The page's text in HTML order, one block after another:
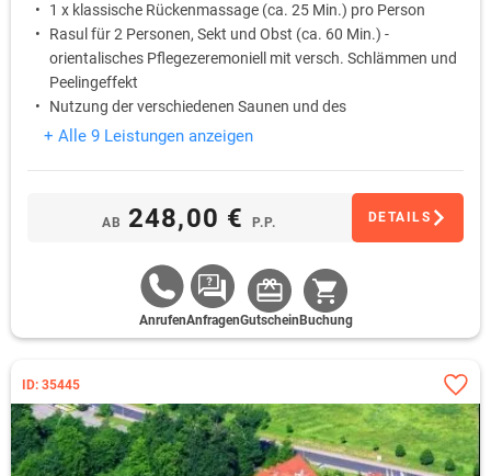
1 x klassische Rückenmassage (ca. 25 Min.) pro Person
Rasul für 2 Personen, Sekt und Obst (ca. 60 Min.) -
orientalisches Pflegezeremoniell mit versch. Schlämmen und
Peelingeffekt
Nutzung der verschiedenen Saunen und des
Entspannungsbereiches im SilvaSPA
+ Alle 9 Leistungen anzeigen
AB 248,00 € P.P. DETAILS
AnrufenAnfragenGutschein Buchung
ID: 35445